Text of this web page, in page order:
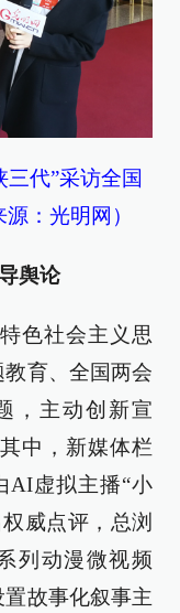
三代”采访全国
：光明网）
舆论
色社会主义思
育、全国两会
，主动创新宣
中，新媒体栏
AI虚拟主播“小
威点评，总浏
列动漫微视频
置故事化叙事主